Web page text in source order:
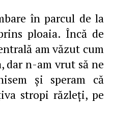
ploaia. Încă de
am văzut cum
dar n-am vrut să ne
şi speram că
stropi răzleţi, pe